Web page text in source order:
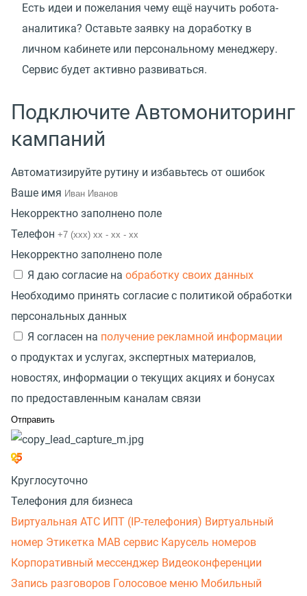
Есть идеи и пожелания чему ещё научить робота-
аналитика? Оставьте заявку на доработку в
личном кабинете или персональному менеджеру.
Сервис будет активно развиваться.
Подключите Автомониторинг
кампаний
Автоматизируйте рутину и избавьтесь от ошибок
Ваше имя
Некорректно заполнено поле
Телефон
Некорректно заполнено поле
Я даю согласие на обработку своих данных
Необходимо принять согласие с политикой обработки
персональных данных
Я согласен на получение рекламной информации
о продуктах и услугах, экспертных материалов,
новостях, информации о текущих акциях и бонусах
по предоставленным каналам связи
Круглосуточно
Телефония для бизнеса
Виртуальная АТС ИПТ (IP-телефония) Виртуальный
номер Этикетка МАВ сервис Карусель номеров
Корпоративный мессенджер Видеоконференции
Запись разговоров Голосовое меню Мобильный